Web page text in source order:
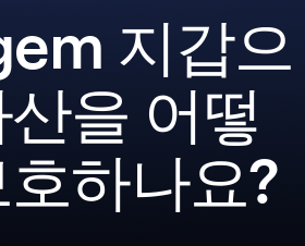
지갑으
산을 어떻
하나요?